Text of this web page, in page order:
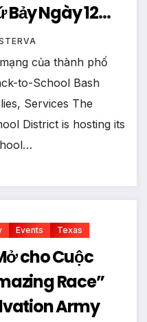
Bảy Ngày 12
của thành phố
to-School Bash
Services The
District is hosting its
Events Texas
cho Cuộc
Race”
Army